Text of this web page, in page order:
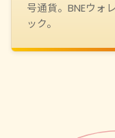
号通貨。BNEウォ
ック。